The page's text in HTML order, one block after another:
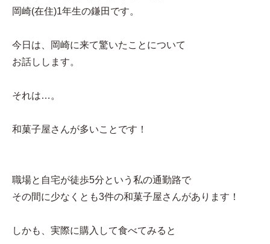
岡崎(在住)1年生の鎌田です。
今日は、岡崎に来て驚いたことについて
お話しします。
それは…。
和菓子屋さんが多いことです！
職場と自宅が徒歩5分という私の通勤路で
その間に少なくとも3件の和菓子屋さんがあります！
しかも、実際に購入して食べてみると